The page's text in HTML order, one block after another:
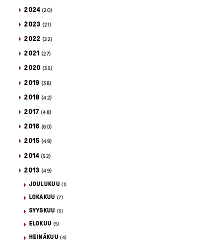
2024 (20)
2023 (21)
2022 (22)
2021 (27)
2020 (35)
2019 (38)
2018 (42)
2017 (48)
2016 (60)
2015 (49)
2014 (52)
2013 (49)
JOULUKUU (1)
LOKAKUU (7)
SYYSKUU (5)
ELOKUU (5)
HEINÄKUU (4)